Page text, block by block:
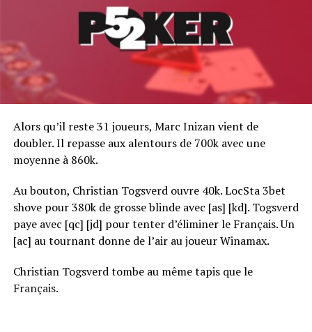
Alors qu’il reste 31 joueurs, Marc Inizan vient de
doubler. Il repasse aux alentours de 700k avec une
moyenne à 860k.
Au bouton, Christian Togsverd ouvre 40k. LocSta 3bet
shove pour 380k de grosse blinde avec [as] [kd]. Togsverd
paye avec [qc] [jd] pour tenter d’éliminer le Français. Un
[ac] au tournant donne de l’air au joueur Winamax.
Christian Togsverd tombe au même tapis que le
Français.